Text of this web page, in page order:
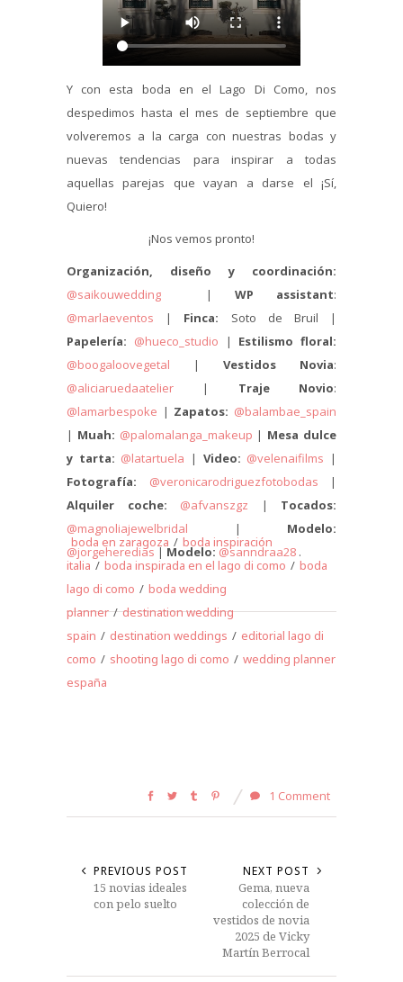
Y con esta boda en el Lago Di Como, nos
despedimos hasta el mes de septiembre que
volveremos a la carga con nuestras bodas y
nuevas tendencias para inspirar a todas
aquellas parejas que vayan a darse el ¡Sí,
Quiero!
¡Nos vemos pronto!
Organización, diseño y coordinación:
@saikouwedding
| WP assistant:
@marlaeventos | Finca: Soto de Bruil |
Papelería: @hueco_studio | Estilismo floral:
@boogaloovegetal | Vestidos Novia:
@aliciaruedaatelier | Traje Novio:
@lamarbespoke | Zapatos: @balambae_spain
| Muah: @palomalanga_makeup | Mesa dulce
y tarta: @latartuela | Video: @velenaifilms |
Fotografía:
@veronicarodriguezfotobodas |
Alquiler coche:
@afvanszgz | Tocados:
@magnoliajewelbridal | Modelo:
@jorgeheredias|Modelo: @sanndraa28 .
boda en zaragoza / boda inspiración
italia / boda inspirada en el lago di como / boda
lago di como / boda wedding
planner / destination wedding
spain / destination weddings / editorial lago di
como / shooting lago di como / wedding planner
españa
1 Comment
PREVIOUS POST
15 novias ideales
con pelo suelto
NEXT POST
Gema, nueva
colección de
vestidos de novia
2025 de Vicky
Martín Berrocal